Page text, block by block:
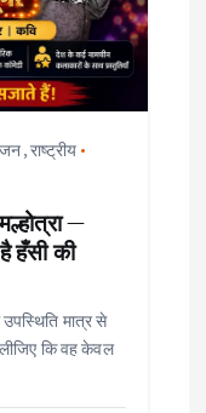
,राष्ट्रीय
—
हँसी की
मात्र से
कि वह केवल